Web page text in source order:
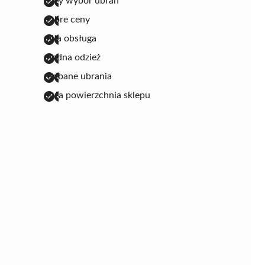
dobre ceny
miła obsługa
modna odzież
zadbane ubrania
duża powierzchnia sklepu